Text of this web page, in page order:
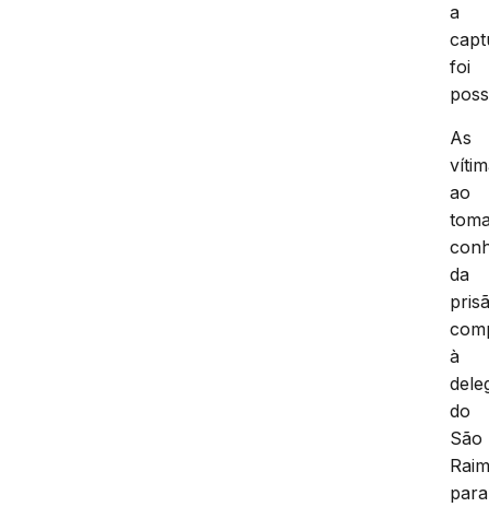
a
foi
As
ao
da
à
do
São
para